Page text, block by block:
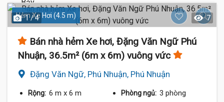
Hẻm Xe Hơi (4.5 m)
1 / 4 7
Bán nhà hẻm Xe hơi, Đặng Văn Ngữ Phú
Nhuận, 36.5m² (6m x 6m) vuông vức
Đặng Văn Ngữ, Phú Nhuận, Phú Nhuận
Rộng: 6 m x 6 m Phòng ngủ: 3 phòng